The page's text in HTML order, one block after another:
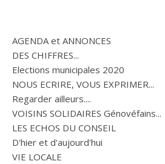
AGENDA et ANNONCES
DES CHIFFRES...
Elections municipales 2020
NOUS ECRIRE, VOUS EXPRIMER...
Regarder ailleurs....
VOISINS SOLIDAIRES Génovéfains...
LES ECHOS DU CONSEIL
D'hier et d'aujourd'hui
VIE LOCALE